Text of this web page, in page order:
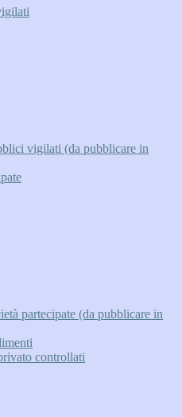
vigilati (da pubblicare in
partecipate (da pubblicare in
controllati